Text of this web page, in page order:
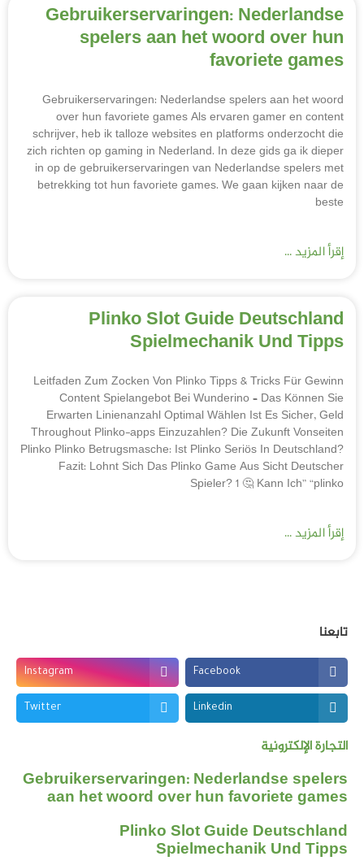
Gebruikerservaringen: Nederlandse
spelers aan het woord over hun
favoriete games
Gebruikerservaringen: Nederlandse spelers aan het woord
over hun favoriete games Als ervaren gamer en content
schrijver, heb ik talloze websites en platforms onderzocht die
zich richten op gaming in Nederland. In deze gids ga ik dieper
in op de gebruikerservaringen van Nederlandse spelers met
betrekking tot hun favoriete games. We gaan kijken naar de
beste
إقرأ المزيد ...
Plinko Slot Guide Deutschland
Spielmechanik Und Tipps
Leitfaden Zum Zocken Von Plinko Tipps & Tricks Für Gewinn
Content Spielangebot Bei Wunderino – Das Können Sie
Erwarten Linienanzahl Optimal Wählen Ist Es Sicher, Geld
Throughout Plinko-apps Einzuzahlen? Die Zukunft Vonseiten
Plinko Plinko Betrugsmasche: Ist Plinko Seriös In Deutschland?
Fazit: Lohnt Sich Das Plinko Game Aus Sicht Deutscher
Spieler? 1 🤔 Kann Ich” “plinko
إقرأ المزيد ...
تابعنا
Facebook
Instagram
Linkedin
Twitter
التجارة الإلكترونية
Gebruikerservaringen: Nederlandse spelers
aan het woord over hun favoriete games
Plinko Slot Guide Deutschland
Spielmechanik Und Tipps